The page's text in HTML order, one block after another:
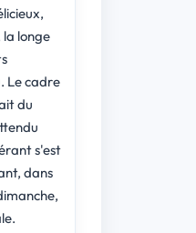
longe
Le cadre